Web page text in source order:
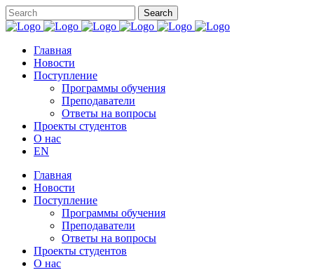
Главная
Новости
Поступление
Программы обучения
Преподаватели
Ответы на вопросы
Проекты студентов
О нас
EN
Главная
Новости
Поступление
Программы обучения
Преподаватели
Ответы на вопросы
Проекты студентов
О нас